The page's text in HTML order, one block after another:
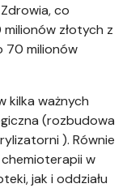
co
złotych z
70 milionów
kilka ważnych
(rozbudowa
). Równie
chemioterapii w
jak i oddziału